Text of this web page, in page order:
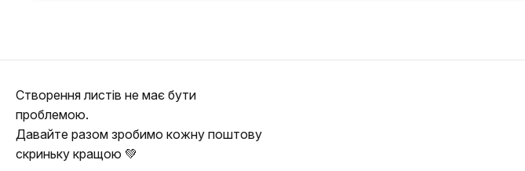
Створення листів не має бути
проблемою.
Давайте разом зробимо кожну поштову
скриньку кращою 💚